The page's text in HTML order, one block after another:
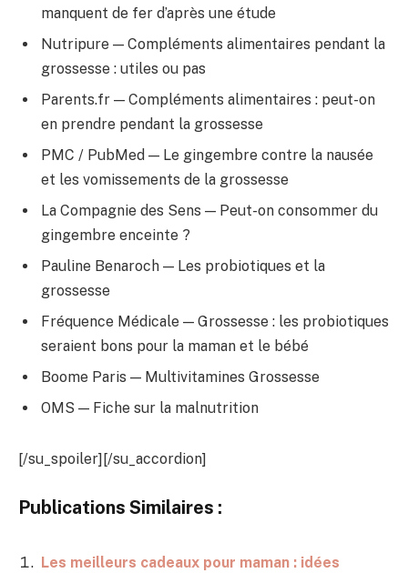
manquent de fer d’après une étude
Nutripure — Compléments alimentaires pendant la
grossesse : utiles ou pas
Parents.fr — Compléments alimentaires : peut-on
en prendre pendant la grossesse
PMC / PubMed — Le gingembre contre la nausée
et les vomissements de la grossesse
La Compagnie des Sens — Peut-on consommer du
gingembre enceinte ?
Pauline Benaroch — Les probiotiques et la
grossesse
Fréquence Médicale — Grossesse : les probiotiques
seraient bons pour la maman et le bébé
Boome Paris — Multivitamines Grossesse
OMS — Fiche sur la malnutrition
[/su_spoiler][/su_accordion]
Publications Similaires :
Les meilleurs cadeaux pour maman : idées